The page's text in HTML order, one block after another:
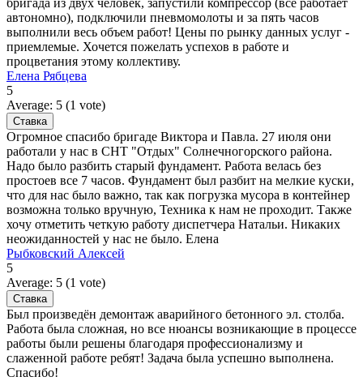
бригада из двух человек, запустили компрессор (все работает
автономно), подключили пневмомолоты и за пять часов
выполнили весь объем работ! Цены по рынку данных услуг -
приемлемые. Хочется пожелать успехов в работе и
процветания этому коллективу.
Елена Рябцева
5
Average: 5 (1 vote)
Огромное спасибо бригаде Виктора и Павла. 27 июля они
работали у нас в СНТ "Отдых" Солнечногорского района.
Надо было разбить старый фундамент. Работа велась без
простоев все 7 часов. Фундамент был разбит на мелкие куски,
что для нас было важно, так как погрузка мусора в контейнер
возможна только вручную, Техника к нам не проходит. Также
хочу отметить четкую работу диспетчера Натальи. Никаких
неожиданностей у нас не было. Елена
Рыбковский Алексей
5
Average: 5 (1 vote)
Был произведён демонтаж аварийного бетонного эл. столба.
Работа была сложная, но все нюансы возникающие в процессе
работы были решены благодаря профессионализму и
слаженной работе ребят! Задача была успешно выполнена.
Спасибо!